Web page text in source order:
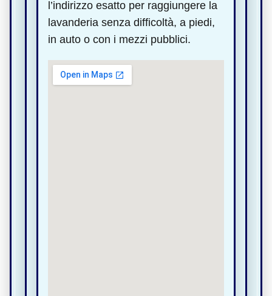
l’indirizzo esatto per raggiungere la
lavanderia senza difficoltà, a piedi,
in auto o con i mezzi pubblici.